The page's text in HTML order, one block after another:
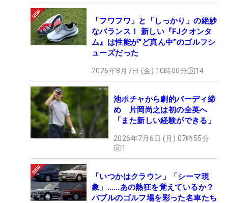
「フワフワ」と「しっかり」の絶妙
なバランス！ 新しい『FJクオンタ
ム』は性能が“ど真ん中”のゴルフシ
ューズだった
2026年8月7日 (金) 10時00分 14
池ポチャから劇的バーディ締
め 片岡尚之は初の全英へ
「また新しい経験ができる」
2026年7月6日 (月) 07時55分
1
「いつかはクラウン」「シーマ現
象」……あの熱狂を覚えているか？
バブルのゴルフ場を彩った名車たち